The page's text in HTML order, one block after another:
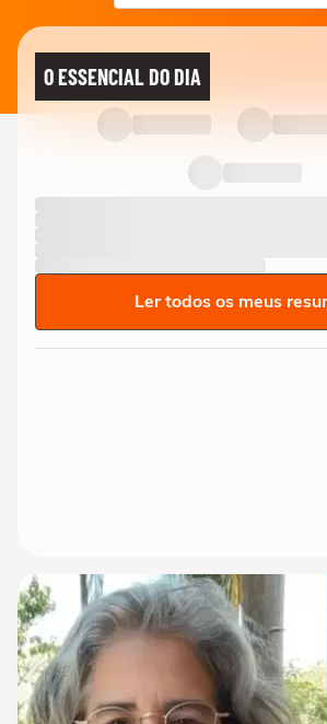
O ESSENCIAL DO DIA
Ler todos os meus